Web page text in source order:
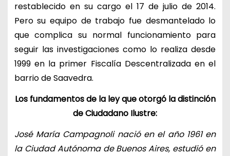
restablecido en su cargo el 17 de julio de 2014.
Pero su equipo de trabajo fue desmantelado lo
que complica su normal funcionamiento para
seguir las investigaciones como lo realiza desde
1999 en la primer Fiscalía Descentralizada en el
barrio de Saavedra.
Los fundamentos de la ley que otorgó la distinción
de Ciudadano Ilustre:
José María Campagnoli nació en el año 1961 en
la Ciudad Autónoma de Buenos Aires, estudió en